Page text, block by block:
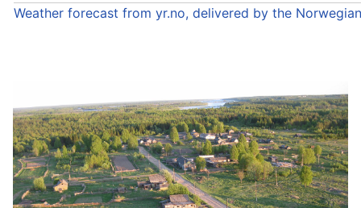
Weather forecast from yr.no, delivered by the